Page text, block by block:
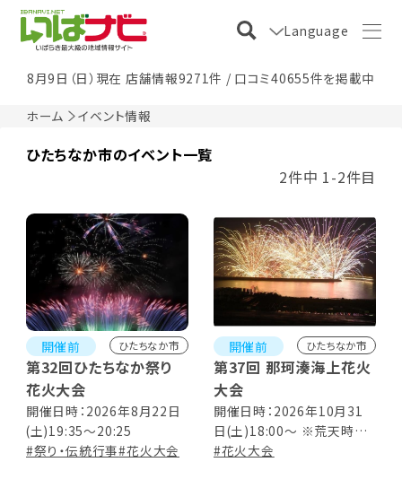
Language
8月9日（日）現在 店舗情報9271件 / 口コミ40655件を掲載中
ホーム イベント情報
ひたちなか市のイベント一覧
2件中 1-2件目
開催前 ひたちなか市
第32回ひたちなか祭り
花火大会
開催日時：2026年8月22日
(土)19:35～20:25
#祭り・伝統行事#花火大会
開催前 ひたちなか市
第37回 那珂湊海上花火
大会
開催日時：2026年10月31
日(土)18:00～ ※荒天時翌
日に順延
#花火大会